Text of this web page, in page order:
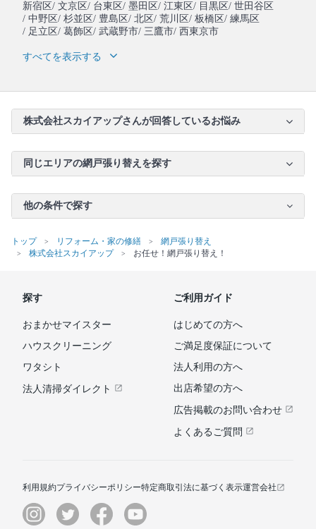
新宿区/ 文京区/ 台東区/ 墨田区/ 江東区/ 目黒区/ 世田谷区
/ 中野区/ 杉並区/ 豊島区/ 北区/ 荒川区/ 板橋区/ 練馬区
/ 足立区/ 葛飾区/ 武蔵野市/ 三鷹市/ 西東京市
すべてを表示する
株式会社スカイアップさんが回答しているお悩み
同じエリアの網戸張り替えを探す
他の条件で探す
トップ リフォーム・家の修繕
網戸張り替え
株式会社スカイアップ
お任せ！網戸張り替え！
探す
おまかせマイスター
ハウスクリーニング
ワタシト
法人清掃ダイレクト
ご利用ガイド
はじめての方へ
ご満足度保証について
法人利用の方へ
出店希望の方へ
広告掲載のお問い合わせ
よくあるご質問
利用規約プライバシーポリシー特定商取引法に基づく表示運営会社